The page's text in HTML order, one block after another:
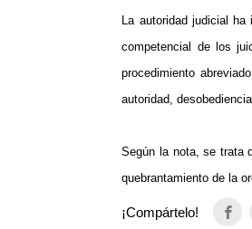
La autoridad judicial
competencial de los
procedimiento
autoridad,
Según la nota, se trata
quebrantamiento de la
¡Compártelo!